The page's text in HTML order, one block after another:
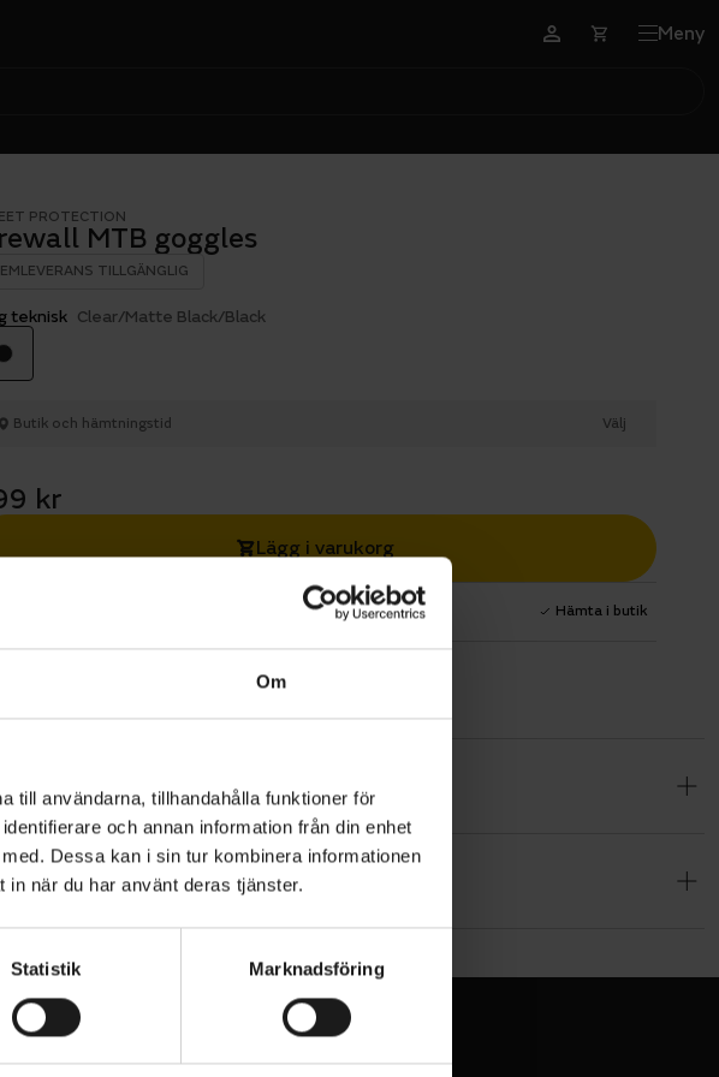
Om
till användarna, tillhandahålla funktioner för
och annan information från din enhet
Dessa kan i sin tur kombinera informationen
in när du har använt deras tjänster.
Statistik Marknadsföring
Meny
PROTECTION
MTB goggles
TILLGÄNGLIG
teknisk Clear/Matte Black/Black
Butik och hämtningstid Välj
kr
Lägg i varukorg
1 års fri service Hämta i butik
formsprutad enkel
ett marknadsledande
tävlingsinriktad cykling
hjälmar. TPU-
formar sig efter